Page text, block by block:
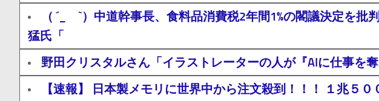
（ ´_ゝ`）中道幹事長、食料品消費税2年間1%の閣議決定を
猛氏「
野田クリスタルさん「イラストレーターの人が『AIに仕事を
【速報】 日本製メモリに世界中から注文殺到！！！ １兆５